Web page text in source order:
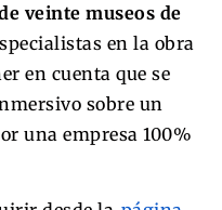
veinte museos de
en la obra
en cuenta que se
sobre un
una empresa 100%